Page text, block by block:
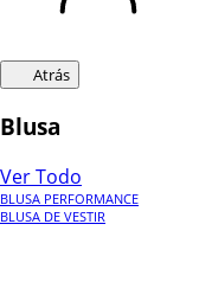
Atrás
Blusa
Ver Todo
BLUSA PERFORMANCE
BLUSA DE VESTIR